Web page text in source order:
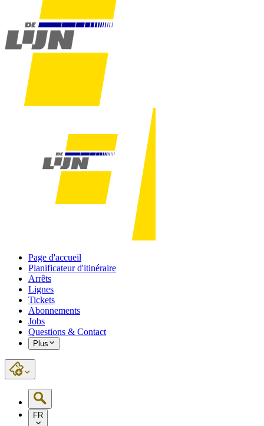
Page d'accueil
Planificateur d'itinéraire
Arrêts
Lignes
Tickets
Abonnements
Jobs
Questions & Contact
Plus
FR